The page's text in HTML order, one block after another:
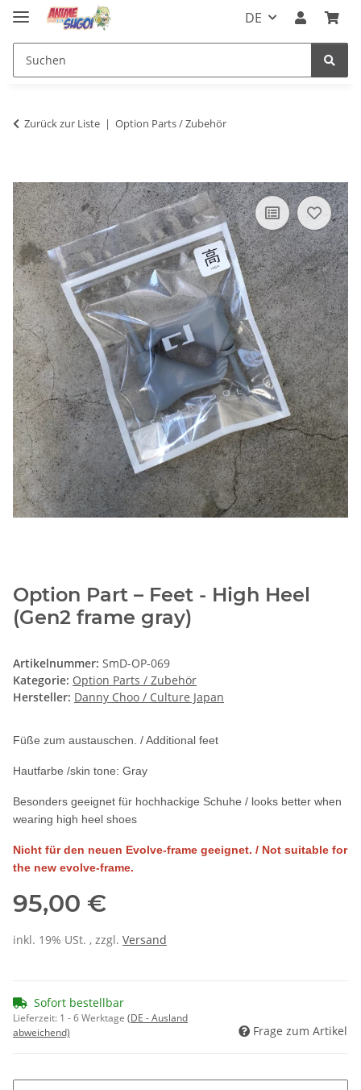
DE
Zurück zur Liste Option Parts / Zubehör
Option Part – Feet - High Heel
(Gen2 frame gray)
Artikelnummer: SmD-OP-069
Kategorie: Option Parts / Zubehör
Hersteller: Danny Choo / Culture Japan
Füße zum austauschen. / Additional feet
Hautfarbe /skin tone: Gray
Besonders geeignet für hochhackige Schuhe / looks better when
wearing high heel shoes
Nicht für den neuen Evolve-frame geeignet. / Not suitable for
the new evolve-frame.
95,00 €
inkl. 19% USt. , zzgl. Versand
Sofort bestellbar
Lieferzeit: 1 - 6 Werktage (DE - Ausland
abweichend)
Frage zum Artikel